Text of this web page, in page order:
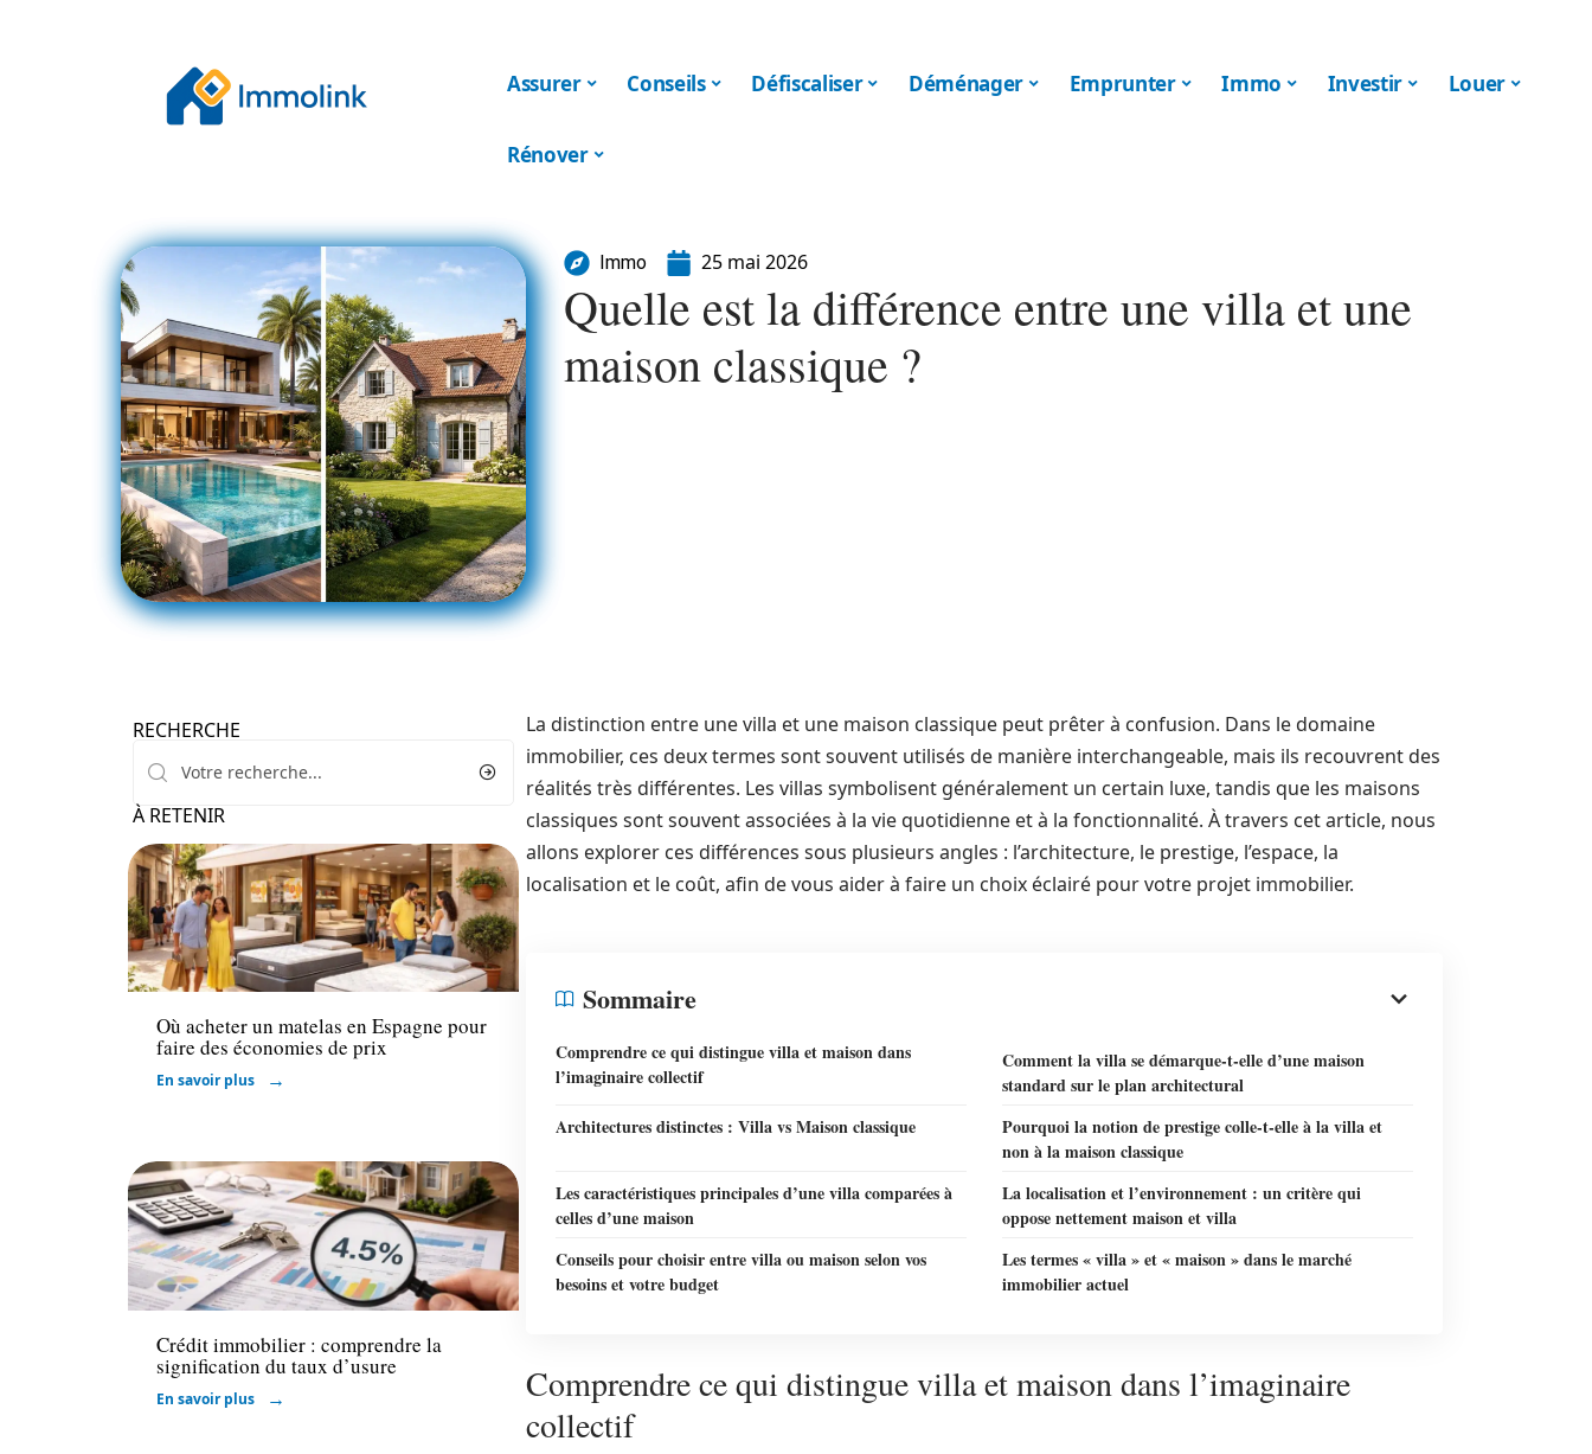
Assurer Conseils Défiscaliser Déménager Emprunter Immo Investir Louer
Rénover
Immo 25 mai 2026
Quelle est la différence entre une villa et une
maison classique ?
RECHERCHE
À RETENIR
Conseils
Où acheter un matelas en Espagne pour
faire des économies de prix
En savoir plus
Emprunter
Crédit immobilier : comprendre la
signification du taux d’usure
En savoir plus
La distinction entre une villa et une maison classique peut prêter à confusion. Dans le domaine
immobilier, ces deux termes sont souvent utilisés de manière interchangeable, mais ils recouvrent des
réalités très différentes. Les villas symbolisent généralement un certain luxe, tandis que les maisons
classiques sont souvent associées à la vie quotidienne et à la fonctionnalité. À travers cet article, nous
allons explorer ces différences sous plusieurs angles : l’architecture, le prestige, l’espace, la
localisation et le coût, afin de vous aider à faire un choix éclairé pour votre projet immobilier.
Sommaire
Comprendre ce qui distingue villa et maison dans
l’imaginaire collectif
Comment la villa se démarque-t-elle d’une maison
standard sur le plan architectural
Architectures distinctes : Villa vs Maison classique
Pourquoi la notion de prestige colle-t-elle à la villa et
non à la maison classique
Les caractéristiques principales d’une villa comparées à
celles d’une maison
La localisation et l’environnement : un critère qui
oppose nettement maison et villa
Conseils pour choisir entre villa ou maison selon vos
besoins et votre budget
Les termes « villa » et « maison » dans le marché
immobilier actuel
Comprendre ce qui distingue villa et maison dans l’imaginaire
collectif